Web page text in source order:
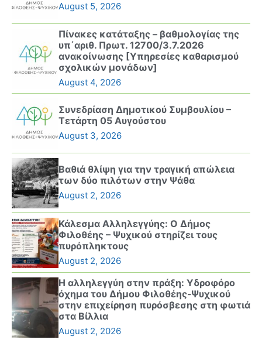
August 5, 2026
Πίνακες κατάταξης – βαθμολογίας της
υπ΄αριθ. Πρωτ. 12700/3.7.2026
ανακοίνωσης [Υπηρεσίες καθαρισμού
σχολικών μονάδων]
August 4, 2026
Συνεδρίαση Δημοτικού Συμβουλίου –
Τετάρτη 05 Αυγούστου
August 3, 2026
Βαθιά θλίψη για την τραγική απώλεια
των δύο πιλότων στην Ψάθα
August 2, 2026
Κάλεσμα Αλληλεγγύης: Ο Δήμος
Φιλοθέης – Ψυχικού στηρίζει τους
πυρόπληκτους
August 2, 2026
Η αλληλεγγύη στην πράξη: Υδροφόρο
όχημα του Δήμου Φιλοθέης-Ψυχικού
στην επιχείρηση πυρόσβεσης στη φωτιά
στα Βίλλια
August 2, 2026